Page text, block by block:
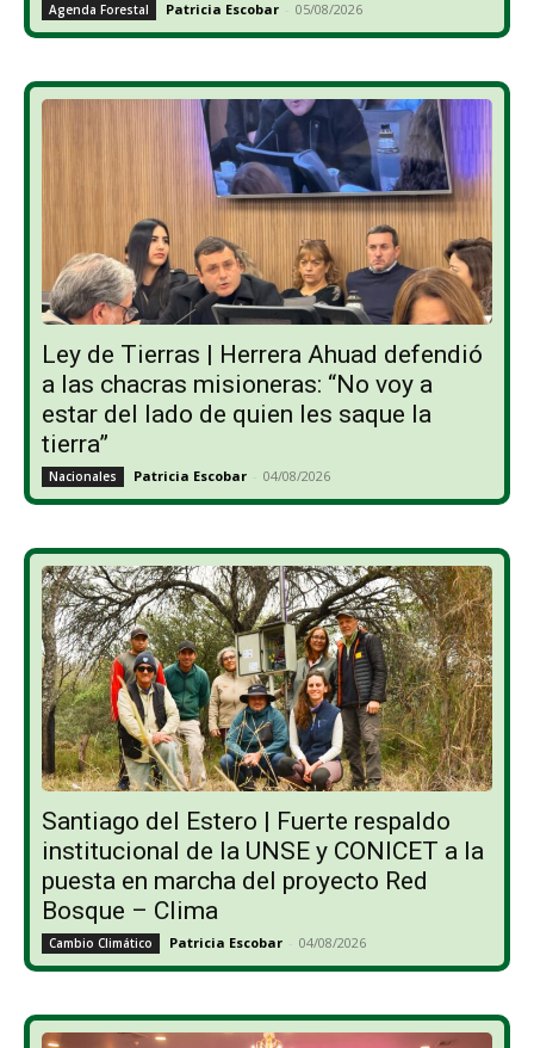
Agenda Forestal Patricia Escobar - 05/08/2026
Ley de Tierras | Herrera Ahuad defendió
a las chacras misioneras: “No voy a
estar del lado de quien les saque la
tierra”
Nacionales Patricia Escobar - 04/08/2026
Santiago del Estero | Fuerte respaldo
institucional de la UNSE y CONICET a la
puesta en marcha del proyecto Red
Bosque – Clima
Cambio Climático Patricia Escobar - 04/08/2026